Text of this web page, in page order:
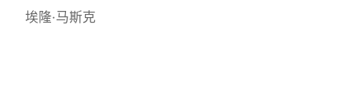
埃隆·马斯克